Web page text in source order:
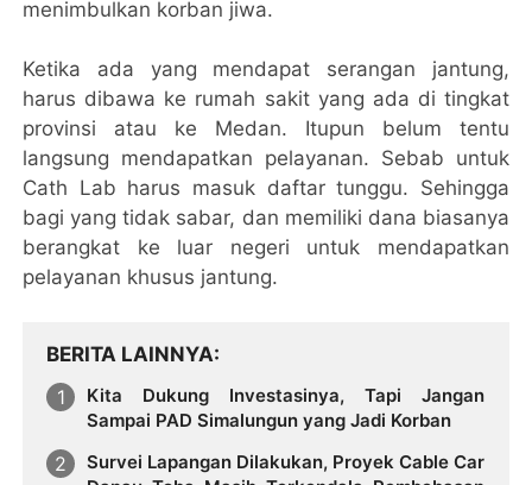
menimbulkan korban jiwa.
Ketika ada yang mendapat serangan jantung,
harus dibawa ke rumah sakit yang ada di tingkat
provinsi atau ke Medan. Itupun belum tentu
langsung mendapatkan pelayanan. Sebab untuk
Cath Lab harus masuk daftar tunggu. Sehingga
bagi yang tidak sabar, dan memiliki dana biasanya
berangkat ke luar negeri untuk mendapatkan
pelayanan khusus jantung.
BERITA LAINNYA
Kita Dukung Investasinya, Tapi Jangan
Sampai PAD Simalungun yang Jadi Korban
Survei Lapangan Dilakukan, Proyek Cable Car